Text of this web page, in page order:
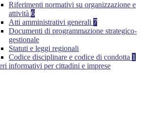
Riferimenti normativi su organizzazione e
attività 6
Atti amministrativi generali 7
Documenti di programmazione strategico-
gestionale
Statuti e leggi regionali
Codice disciplinare e codice di condotta 1
informativi per cittadini e imprese